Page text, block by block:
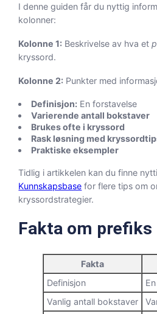
I denne guiden får du nyttig
kolonner:
Kolonne 1: Beskrivelse av hva et
kryssord.
Kolonne 2: Punkter med
Definisjon:En forstavelse
Varierende antall bokstaver
Brukes ofte i kryssord
Rask løsning med
Praktiske eksempler
Tidlig i artikkelen kan du finne
Kunnskapsbase for flere tips om
kryssordstrategier.
Fakta om prefiks
Fakta
Definisjon
Vanlig antall bokstaver